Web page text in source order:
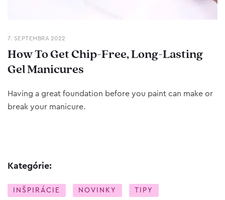
7. SEPTEMBRA 2022
How To Get Chip-Free, Long-Lasting
Gel Manicures
Having a great foundation before you paint can make or
break your manicure.
Kategórie:
INŠPIRÁCIE NOVINKY TIPY